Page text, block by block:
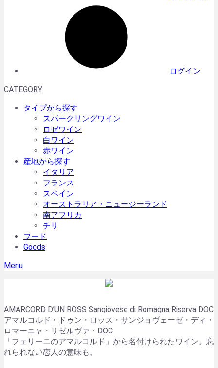
ログイン
CATEGORY
タイプから探す
スパークリングワイン
ロゼワイン
白ワイン
赤ワイン
産地から探す
イタリア
フランス
スペイン
オーストラリア・ニュージーランド
南アフリカ
チリ
フード
Goods
Menu
AMARCORD D’UN ROSS Sangiovese di Romagna Riserva DOC
アマルコルド・ドゥン・ロッス・サンジョヴェーゼ・ディ・
ロマーニャ・リゼルヴァ・DOC
「フェリーニのアマルコルド」から名付けられたワイン。忘
れられない恋人の意味も。